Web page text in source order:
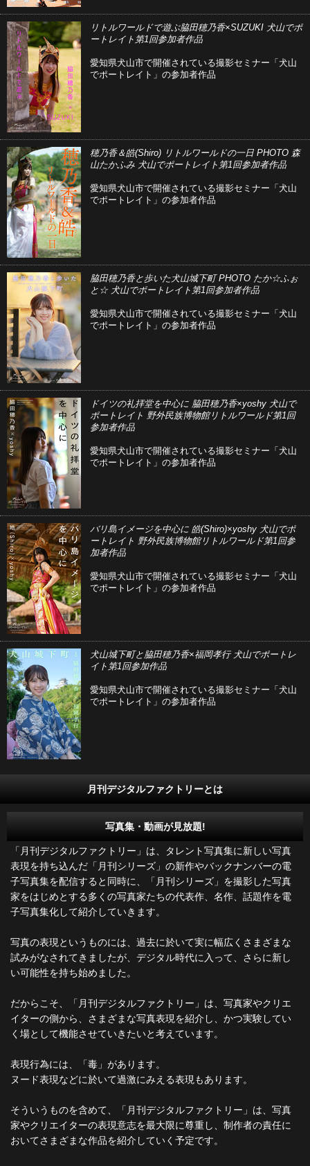
リトルワールドで遊ぶ脇田穂乃香×SUZUKI 犬山でポ
ートレイト第1回参加者作品
愛知県犬山市で開催されている撮影セミナー「犬山
でポートレイト」の参加者作品
穂乃香＆皓(Shiro) リトルワールドの一日 PHOTO 森
山たかふみ 犬山でポートレイト第1回参加者作品
愛知県犬山市で開催されている撮影セミナー「犬山
でポートレイト」の参加者作品
脇田穂乃香と歩いた犬山城下町 PHOTO たか☆ふぉ
と☆ 犬山でポートレイト第1回参加者作品
愛知県犬山市で開催されている撮影セミナー「犬山
でポートレイト」の参加者作品
ドイツの礼拝堂を中心に 脇田穂乃香×yoshy 犬山で
ポートレイト 野外民族博物館リトルワールド第1回
参加者作品
愛知県犬山市で開催されている撮影セミナー「犬山
でポートレイト」の参加者作品
バリ島イメージを中心に 皓(Shiro)×yoshy 犬山でポ
ートレイト 野外民族博物館リトルワールド第1回参
加者作品
愛知県犬山市で開催されている撮影セミナー「犬山
でポートレイト」の参加者作品
犬山城下町と脇田穂乃香×福岡孝行 犬山でポートレ
イト第1回参加作品
愛知県犬山市で開催されている撮影セミナー「犬山
でポートレイト」の参加者作品
月刊デジタルファクトリーとは
写真集・動画が見放題!
「月刊デジタルファクトリー」は、タレント写真集に新しい写真
表現を持ち込んだ「月刊シリーズ」の新作やバックナンバーの電
子写真集を配信すると同時に、「月刊シリーズ」を撮影した写真
家をはじめとする多くの写真家たちの代表作、名作、話題作を電
子写真集化して紹介していきます。
写真の表現というものには、過去に於いて実に幅広くさまざまな
試みがなされてきましたが、デジタル時代に入って、さらに新し
い可能性を持ち始めました。
だからこそ、「月刊デジタルファクトリー」は、写真家やクリエ
イターの側から、さまざまな写真表現を紹介し、かつ実験してい
く場として機能させていきたいと考えています。
表現行為には、「毒」があります。
ヌード表現などに於いて過激にみえる表現もあります。
そういうものを含めて、「月刊デジタルファクトリー」は、写真
家やクリエイターの表現意志を最大限に尊重し、制作者の責任に
おいてさまざまな作品を紹介していく予定です。